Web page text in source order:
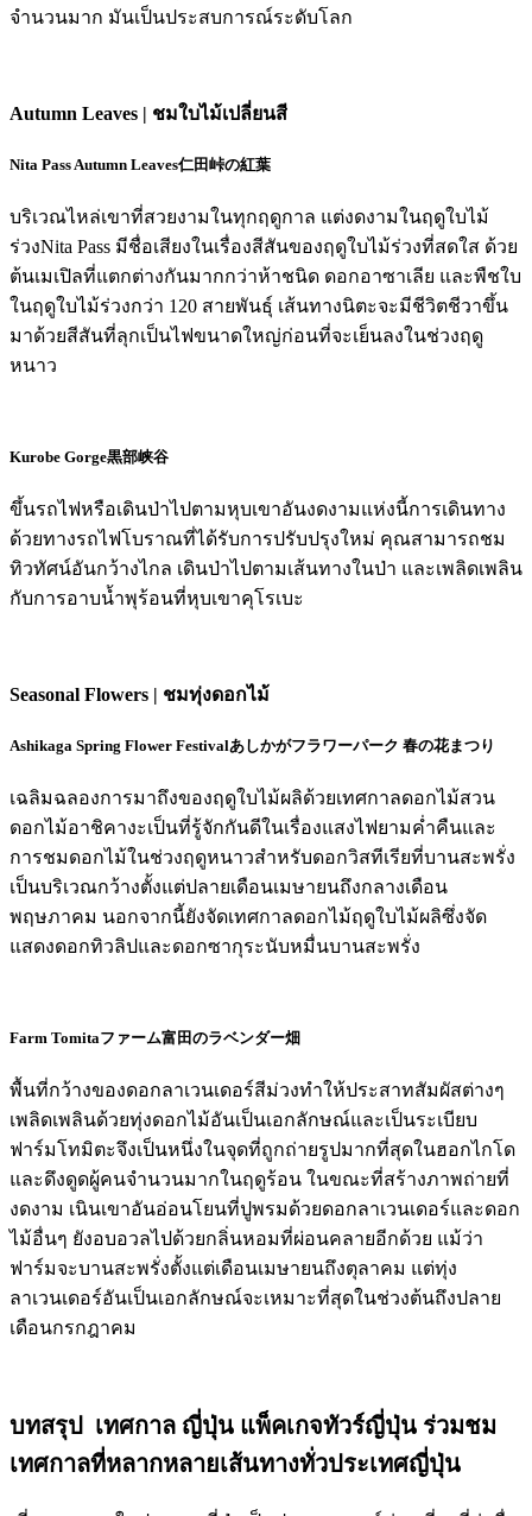
จำนวนมาก มันเป็นประสบการณ์ระดับโลก
Autumn Leaves | ชมใบไม้เปลี่ยนสี
Nita Pass Autumn Leaves仁田峠の紅葉
บริเวณไหล่เขาที่สวยงามในทุกฤดูกาล แต่งดงามในฤดูใบไม้
ร่วงNita Pass มีชื่อเสียงในเรื่องสีสันของฤดูใบไม้ร่วงที่สดใส ด้วย
ต้นเมเปิลที่แตกต่างกันมากกว่าห้าชนิด ดอกอาซาเลีย และพืชใบ
ในฤดูใบไม้ร่วงกว่า 120 สายพันธุ์ เส้นทางนิตะจะมีชีวิตชีวาขึ้น
มาด้วยสีสันที่ลุกเป็นไฟขนาดใหญ่ก่อนที่จะเย็นลงในช่วงฤดู
หนาว
Kurobe Gorge黒部峡谷
ขึ้นรถไฟหรือเดินป่าไปตามหุบเขาอันงดงามแห่งนี้การเดินทาง
ด้วยทางรถไฟโบราณที่ได้รับการปรับปรุงใหม่ คุณสามารถชม
ทิวทัศน์อันกว้างไกล เดินป่าไปตามเส้นทางในป่า และเพลิดเพลิน
กับการอาบน้ำพุร้อนที่หุบเขาคุโรเบะ
Seasonal Flowers | ชมทุ่งดอกไม้
Ashikaga Spring Flower Festivalあしかがフラワーパーク 春の花まつり
เฉลิมฉลองการมาถึงของฤดูใบไม้ผลิด้วยเทศกาลดอกไม้สวน
ดอกไม้อาชิคางะเป็นที่รู้จักกันดีในเรื่องแสงไฟยามค่ำคืนและ
การชมดอกไม้ในช่วงฤดูหนาวสำหรับดอกวิสทีเรียที่บานสะพรั่ง
เป็นบริเวณกว้างตั้งแต่ปลายเดือนเมษายนถึงกลางเดือน
พฤษภาคม นอกจากนี้ยังจัดเทศกาลดอกไม้ฤดูใบไม้ผลิซึ่งจัด
แสดงดอกทิวลิปและดอกซากุระนับหมื่นบานสะพรั่ง
Farm Tomitaファーム富田のラベンダー畑
พื้นที่กว้างของดอกลาเวนเดอร์สีม่วงทำให้ประสาทสัมผัสต่างๆ
เพลิดเพลินด้วยทุ่งดอกไม้อันเป็นเอกลักษณ์และเป็นระเบียบ
ฟาร์มโทมิตะจึงเป็นหนึ่งในจุดที่ถูกถ่ายรูปมากที่สุดในฮอกไกโด
และดึงดูดผู้คนจำนวนมากในฤดูร้อน ในขณะที่สร้างภาพถ่ายที่
งดงาม เนินเขาอันอ่อนโยนที่ปูพรมด้วยดอกลาเวนเดอร์และดอก
ไม้อื่นๆ ยังอบอวลไปด้วยกลิ่นหอมที่ผ่อนคลายอีกด้วย แม้ว่า
ฟาร์มจะบานสะพรั่งตั้งแต่เดือนเมษายนถึงตุลาคม แต่ทุ่ง
ลาเวนเดอร์อันเป็นเอกลักษณ์จะเหมาะที่สุดในช่วงต้นถึงปลาย
เดือนกรกฎาคม
บทสรุป เทศกาล ญี่ปุ่น แพ็คเกจทัวร์ญี่ปุ่น ร่วมชม
เทศกาลที่หลากหลายเส้นทางทั่วประเทศญี่ปุ่น